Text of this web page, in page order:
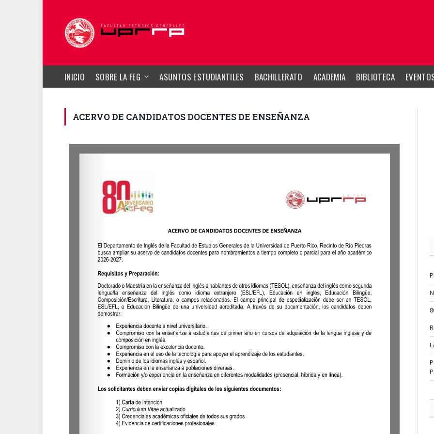
INICIO SOBRE LA FEG ASUNTOS ESTUDIANTILES BACHILLERATO ACADEMIA BIBLIOTECA
ACERVO DE CANDIDATOS DOCENTES DE ENSEÑANZA